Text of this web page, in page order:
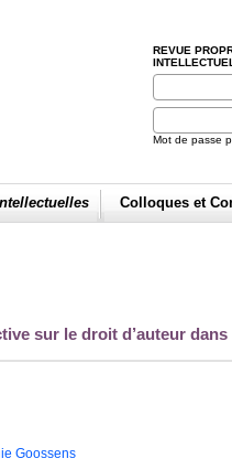
REVUE
Mot de passe
Colloques et
sur le droit d’auteur
Goossens